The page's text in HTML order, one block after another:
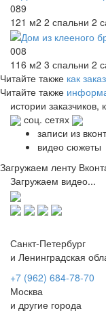
089
121 м2 2 спальни 2
008
116 м2 3 спальни 2
Читайте также как
Читайте также
истории заказчиков,
соц. сетях
записи из
видео сюжеты
Загружаем ленту
Загружаем видео...
Санкт-Петербург
и Ленинградская
+7 (962) 684-78-70
Москва
и другие города